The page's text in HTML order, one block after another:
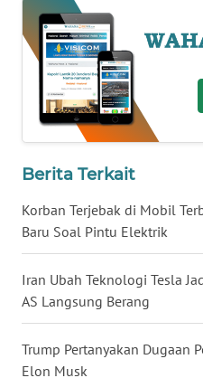
Berita Terkait
Korban Terjebak di Mobil
Baru Soal Pintu Elektrik
Iran Ubah Teknologi Tesla
AS Langsung Berang
Trump Pertanyakan Dugaan
Elon Musk
WN
BABEL
WN
SUMBAR
SUMSEL
WN
LAMPUNG
WN